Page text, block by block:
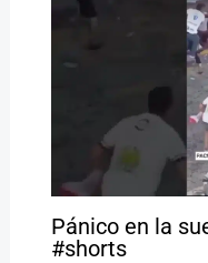
Pánico en la
#shorts